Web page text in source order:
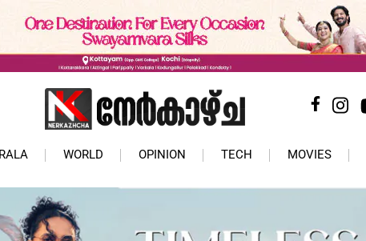
WORLD OPINION TECH MOVIES